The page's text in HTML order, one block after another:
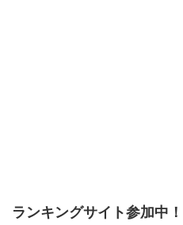
ランキングサイト参加中！